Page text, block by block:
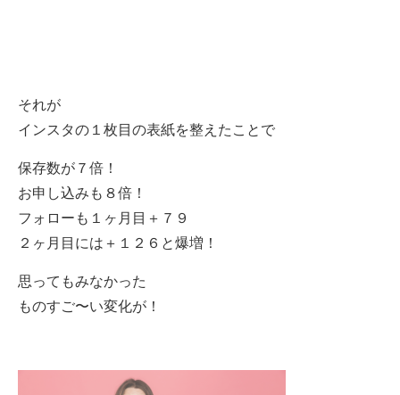
それが
インスタの１枚目の表紙を整えたことで
保存数が７倍！
お申し込みも８倍！
フォローも１ヶ月目＋７９
２ヶ月目には＋１２６と爆増！
思ってもみなかった
ものすご〜い変化が！